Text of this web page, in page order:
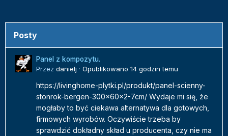
Posty
Panel z kompozytu.
Przez danielj · Opublikowano 14 godzin temu
https://livinghome-plytki.pl/produkt/panel-scienny-
stonrok-bergen-300x60x2-7cm/ Wydaje mi się, że
mogłaby to być ciekawa alternatywa dla gotowych,
firmowych wyrobów. Oczywiście trzeba by
sprawdzić dokładny skład u producenta, czy nie ma